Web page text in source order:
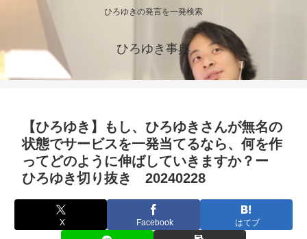
ひろゆきの発言を一発検索
ひろゆき事典
【ひろゆき】もし、ひろゆきさんが無名の
状態でサービスを一発当てるなら、何を作
ってどのように伸ばしていきますか？ー
ひろゆき切り抜き 20240228
X Facebook はてブ